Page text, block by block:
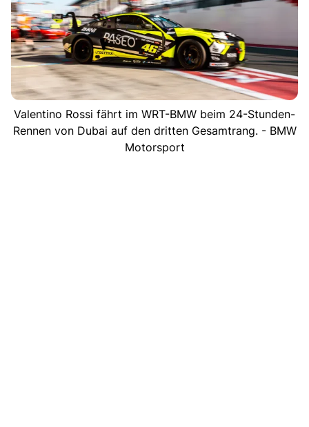
Valentino Rossi fährt im WRT-BMW beim 24-Stunden-
Rennen von Dubai auf den dritten Gesamtrang. - BMW
Motorsport